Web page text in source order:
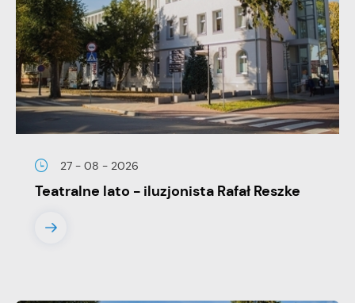
27 - 08 - 2026
Teatralne lato - iluzjonista Rafał Reszke
partnerami oraz innych dostawców usług. Firmy te działają w
charakterze pośredników prezentujących nasze treści w
postaci wiadomości, ofert, komunikatów mediów
społecznościowych.